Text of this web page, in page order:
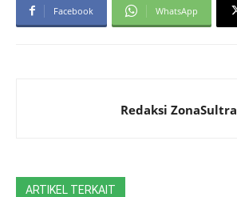
Facebook WhatsApp
Redaksi ZonaSultra
ARTIKEL TERKAIT